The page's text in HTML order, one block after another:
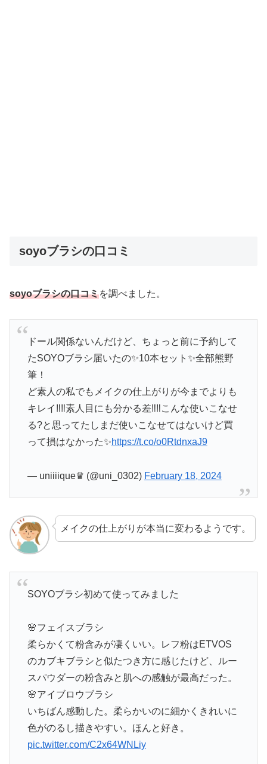
soyoブラシの口コミ
soyoブラシの口コミを調べました。
ドール関係ないんだけど、ちょっと前に予約して
たSOYOブラシ届いたの✨10本セット✨全部熊野
筆！
ど素人の私でもメイクの仕上がりが今までよりも
キレイ‼︎‼︎素人目にも分かる差‼︎‼︎こんな使いこなせ
る?と思ってたしまだ使いこなせてはないけど買
って損はなかった✨https://t.co/o0RtdnxaJ9
— uniiiique♛ (@uni_0302) February 18, 2024
メイクの仕上がりが本当に変わるようです。
SOYOブラシ初めて使ってみました
🌸フェイスブラシ
柔らかくて粉含みが凄くいい。レフ粉はETVOS
のカブキブラシと似たつき方に感じたけど、ルー
スパウダーの粉含みと肌への感触が最高だった。
🌸アイブロウブラシ
いちばん感動した。柔らかいのに細かくきれいに
色がのるし描きやすい。ほんと好き。
pic.twitter.com/C2x64WNLiy